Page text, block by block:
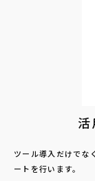
ツール導入だけでな
ートを行います。